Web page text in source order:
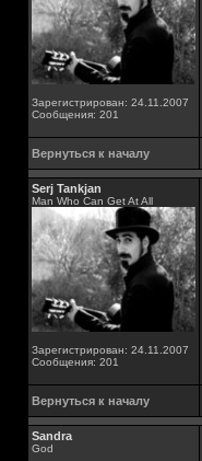
Зарегистрирован: 24.11.2007
Сообщения: 201
Вернуться к началу
Serj Tankjan
Man Who Can Get At All
Зарегистрирован: 24.11.2007
Сообщения: 201
Вернуться к началу
Sandra
God